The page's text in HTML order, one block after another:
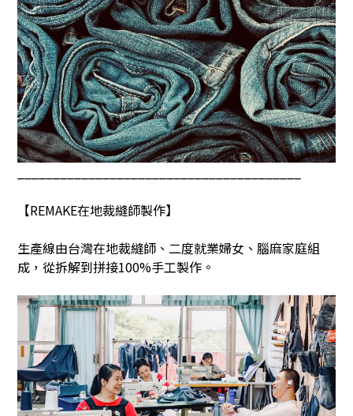
【REMAKE在地裁縫師製作】
生產線由台灣在地裁縫師、二度就業婦女、腦麻家庭組
成，從拆解到拼接100%手工製作。